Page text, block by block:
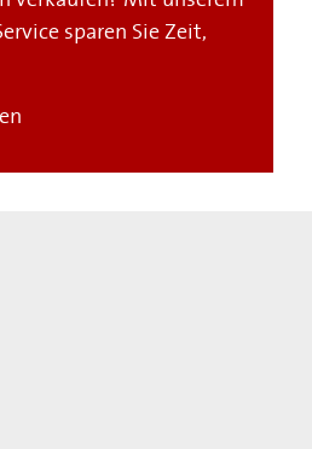
sparen Sie Zeit,